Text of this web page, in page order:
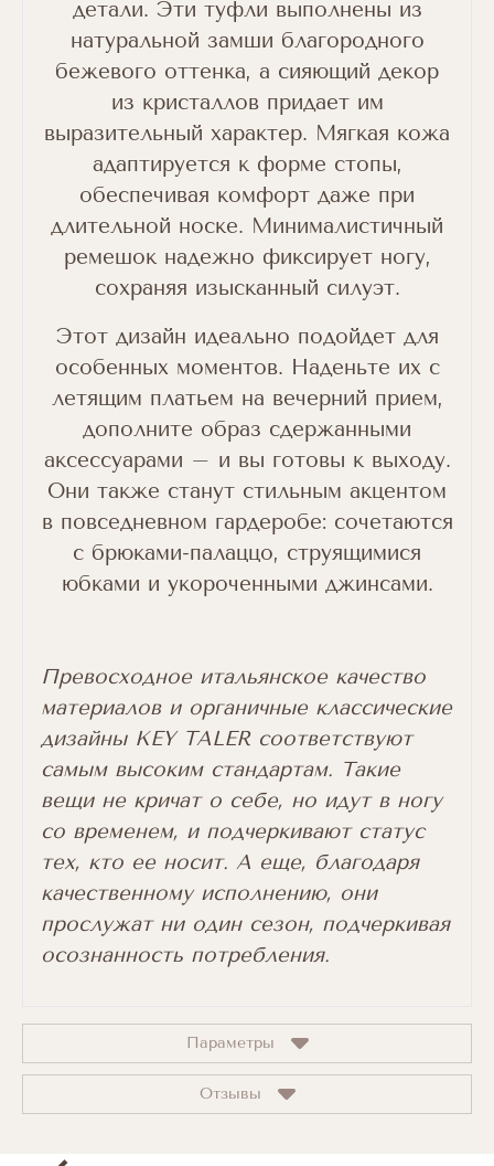
детали. Эти туфли выполнены из
натуральной замши благородного
бежевого оттенка, а сияющий декор
из кристаллов придает им
выразительный характер. Мягкая кожа
адаптируется к форме стопы,
обеспечивая комфорт даже при
длительной носке. Минималистичный
ремешок надежно фиксирует ногу,
сохраняя изысканный силуэт.
Этот дизайн идеально подойдет для
особенных моментов. Наденьте их с
летящим платьем на вечерний прием,
дополните образ сдержанными
аксессуарами – и вы готовы к выходу.
Они также станут стильным акцентом
в повседневном гардеробе: сочетаются
с брюками-палаццо, струящимися
юбками и укороченными джинсами.
Превосходное итальянское качество
материалов и органичные классические
дизайны KEY TALER соответствуют
самым высоким стандартам. Такие
вещи не кричат о себе, но идут в ногу
со временем, и подчеркивают статус
тех, кто ее носит. А еще, благодаря
качественному исполнению, они
прослужат ни один сезон, подчеркивая
осознанность потребления.
Параметры
Отзывы